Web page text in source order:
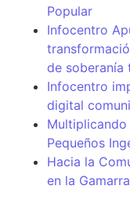
Popular
Infocentro
de soberanía
Infocentro
digital
Pequeños
Hacia la
en la Gamarra